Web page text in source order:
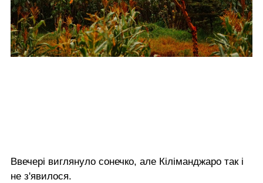
Ввечері виглянуло сонечко, але Кіліманджаро так і
не з'явилося.